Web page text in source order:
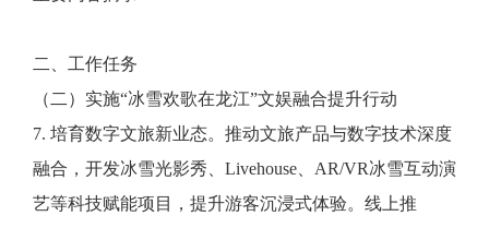
二、工作任务
（二）实施“冰雪欢歌在龙江”文娱融合提升行动
7. 培育数字文旅新业态。推动文旅产品与数字技术深度
融合，开发冰雪光影秀、Livehouse、AR/VR冰雪互动演
艺等科技赋能项目，提升游客沉浸式体验。线上推